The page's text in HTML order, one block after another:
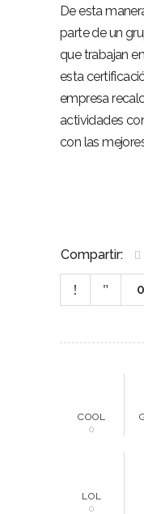
De esta
parte de un
que trabajan
esta
empresa
actividades
con las
Compartir:
0
COOL
0
LOL
0